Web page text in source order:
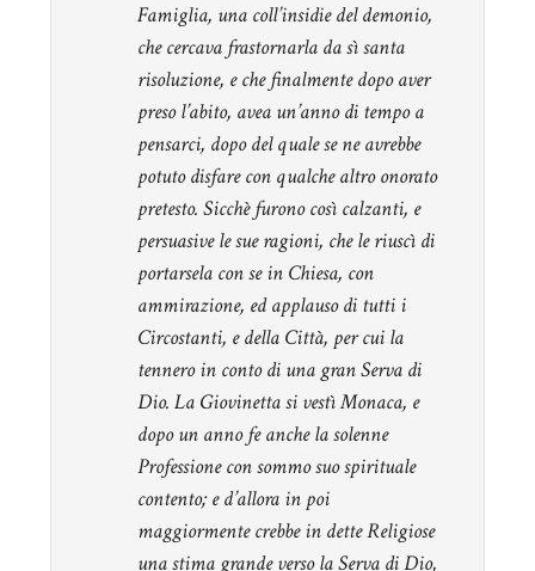
Famiglia, una coll’insidie del demonio,
che cercava frastornarla da sì santa
risoluzione, e che finalmente dopo aver
preso l’abito, avea un’anno di tempo a
pensarci, dopo del quale se ne avrebbe
potuto disfare con qualche altro onorato
pretesto. Sicchè furono così calzanti, e
persuasive le sue ragioni, che le riuscì di
portarsela con se in Chiesa, con
ammirazione, ed applauso di tutti i
Circostanti, e della Città, per cui la
tennero in conto di una gran Serva di
Dio. La Giovinetta si vestì Monaca, e
dopo un anno fe anche la solenne
Professione con sommo suo spirituale
contento; e d’allora in poi
maggiormente crebbe in dette Religiose
una stima grande verso la Serva di Dio,